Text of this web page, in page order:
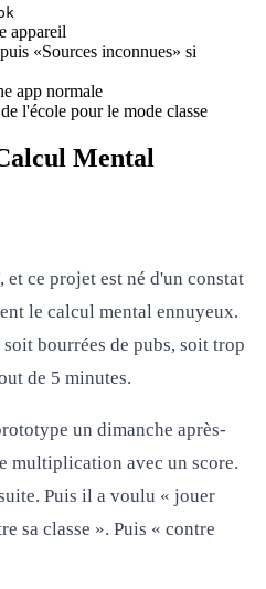
appareil
«Sources inconnues» si
app normale
l'école pour le mode classe
Mental
, et ce projet est né d'un constat
le calcul mental ennuyeux.
bourrées de pubs, soit trop
de 5 minutes.
un dimanche après-
multiplication avec un score.
Puis il a voulu « jouer
sa classe ». Puis « contre